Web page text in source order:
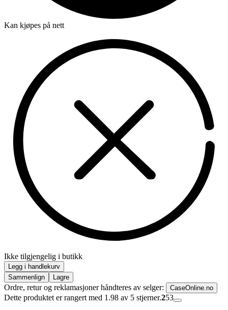
Kan kjøpes på nett
Ikke tilgjengelig i butikk
Legg i handlekurv
Sammenlign
Lagre
Ordre, retur og reklamasjoner håndteres av selger: CaseOnline.no
Dette produktet er rangert med 1.98 av 5 stjerner.253